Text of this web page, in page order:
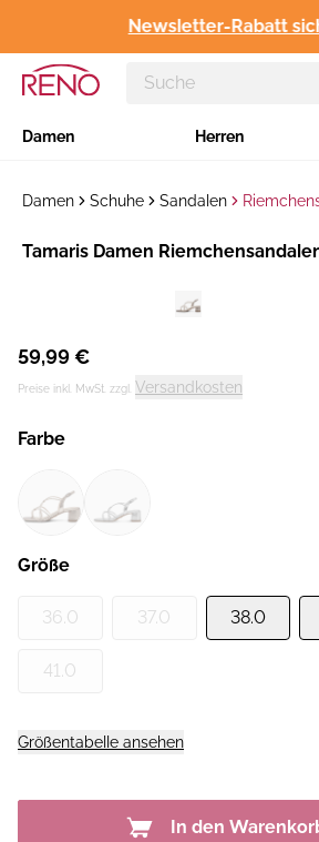
Newsletter-Rabatt
Damen Herren
Damen Schuhe Sandalen
Hersteller
Tamaris Damen
59,99 €
Preise inkl. MwSt. zzgl. Versandkosten
Farbe
Größe
36.0 37.0 38.0
41.0
Größentabelle ansehen
In den